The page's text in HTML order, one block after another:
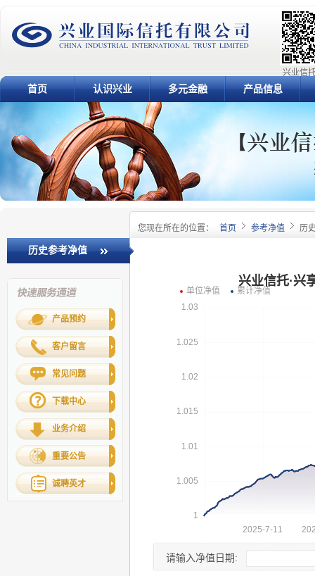
兴业信
首页 认识兴业 多元金融 产品信息
您现在所在的位置： 首页 参考净值 历
历史参考净值
产品预约
客户留言
常见问题
下载中心
业务介绍
重要公告
诚聘英才
请输入净值日期: